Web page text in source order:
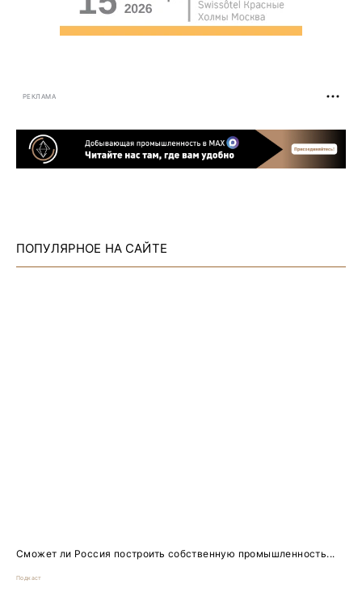
РЕКЛАМА
ПОПУЛЯРНОЕ НА САЙТЕ
Сможет ли Россия построить собственную промышленность...
Подкаст